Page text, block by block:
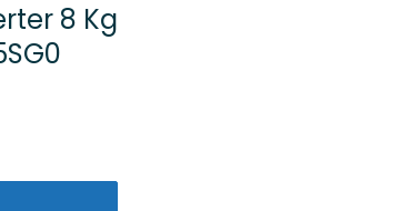
8 Kg
- LSCDR0805SG0 cantidad